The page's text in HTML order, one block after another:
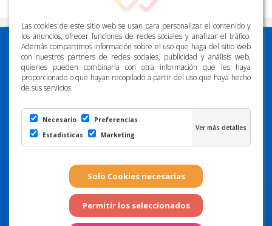
Las cookies de este sitio web se usan para personalizar el contenido y
los anuncios, ofrecer funciones de redes sociales y analizar el tráfico.
Además compartimos información sobre el uso que haga del sitio web
con nuestros partners de redes sociales, publicidad y análisis web,
quienes pueden combinarla con otra información que les haya
proporcionado o que hayan recopilado a partir del uso que haya hecho
de sus servicios.
Necesario
Preferencias
Estadisticas
Marketing
CONTÁCTENOS
info@radiomarcagrancanaria.es
928 91 48 38